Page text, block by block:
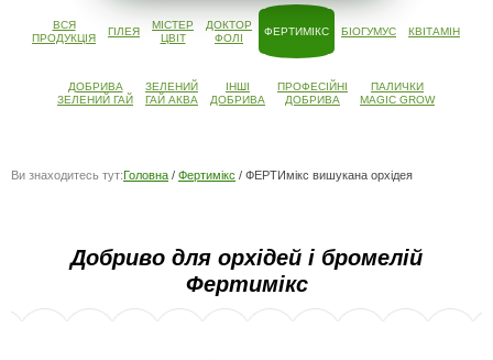
ВСЯ
ПРОДУКЦІЯ
ГІЛЕЯ
МІСТЕР
ЦВІТ
ДОКТОР
ФОЛІ
ФЕРТИМІКС БІОГУМУС КВІТАМІН
ДОБРИВА
ЗЕЛЕНИЙ ГАЙ
ЗЕЛЕНИЙ
ГАЙ АКВА
ІНШІ
ДОБРИВА
ПРОФЕСІЙНІ
ДОБРИВА
ПАЛИЧКИ
MAGIC GROW
Ви знаходитесь тут:Головна / Фертимікс / ФЕРТИмікс вишукана орхідея
Добриво для орхідей і бромелій
Фертимікс